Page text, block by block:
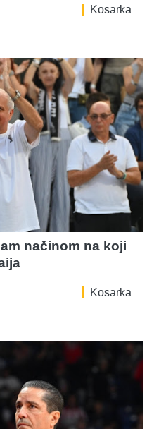
Kosarka
načinom na koji
Kosarka